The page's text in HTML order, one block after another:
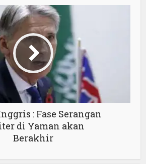
: Fase Serangan
di Yaman akan
Berakhir